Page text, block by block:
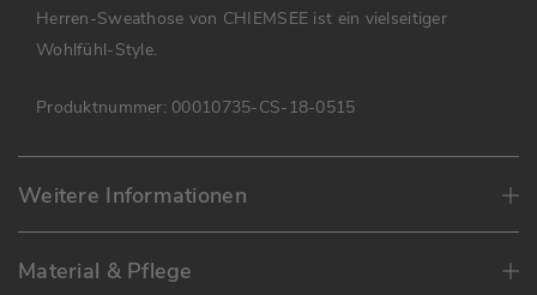
Herren-Sweathose von CHIEMSEE ist ein vielseitiger
Wohlfühl-Style.
Produktnummer: 00010735-CS-18-0515
Weitere Informationen
Material & Pflege